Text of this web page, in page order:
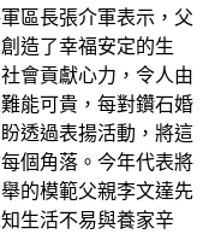
區長張介軍表示，父
造了幸福安定的生
會貢獻心力，令人由
能可貴，每對鑽石婚
透過表揚活動，將這
個角落。今年代表將
的模範父親李文達先
生活不易與養家辛